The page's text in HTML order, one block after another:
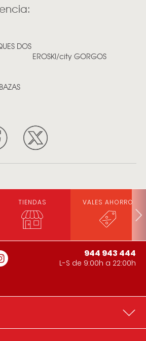
DOS
EROSKI/city GORGOS
TIENDAS VALES AHORRO
944 943 444
L-S de 9:00h a 22:00h